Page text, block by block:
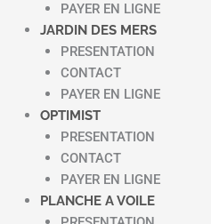
PAYER EN LIGNE
JARDIN DES MERS
PRESENTATION
CONTACT
PAYER EN LIGNE
OPTIMIST
PRESENTATION
CONTACT
PAYER EN LIGNE
PLANCHE A VOILE